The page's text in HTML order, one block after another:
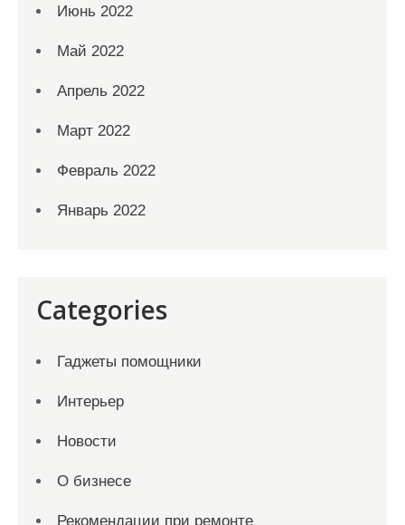
Июнь 2022
Май 2022
Апрель 2022
Март 2022
Февраль 2022
Январь 2022
Categories
Гаджеты помощники
Интерьер
Новости
О бизнесе
Рекомендации при ремонте